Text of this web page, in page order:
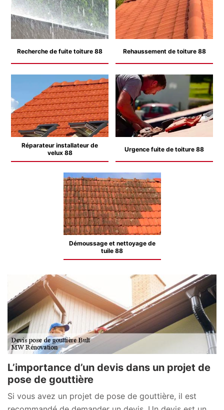
Recherche de fuite toiture 88 Rehaussement de toiture 88
Réparateur installateur de
velux 88
Urgence fuite de toiture 88
Démoussage et nettoyage de
tuile 88
L’importance d’un devis dans un projet de
pose de gouttière
Si vous avez un projet de pose de gouttière, il est